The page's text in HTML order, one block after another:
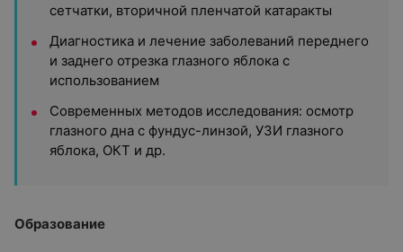
сетчатки, вторичной пленчатой катаракты
Диагностика и лечение заболеваний переднего
и заднего отрезка глазного яблока с
использованием
Современных методов исследования: осмотр
глазного дна с фундус-линзой, УЗИ глазного
яблока, ОКТ и др.
Образование